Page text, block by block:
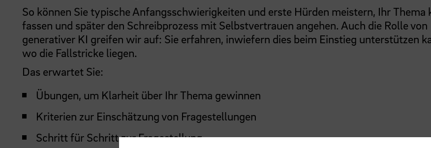
So können Sie typische Anfangsschwierigkeiten und erste Hürden meistern, Ihr Thema
fassen und später den Schreibprozess mit Selbstvertrauen angehen. Auch die Rolle von
generativer KI greifen wir auf: Sie erfahren, inwiefern dies beim Einstieg unterstützen
wo die Fallstricke liegen.
Das erwartet Sie:
Übungen, um Klarheit über Ihr Thema gewinnen
Kriterien zur Einschätzung von Fragestellungen
Schritt für Schritt zur Fragestellung